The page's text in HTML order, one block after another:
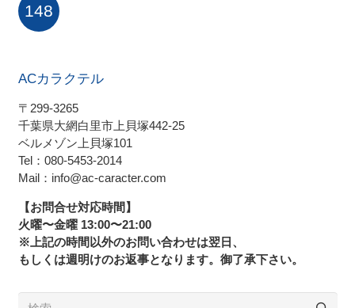
148
ACカラクテル
〒299-3265
千葉県大網白里市上貝塚442-25
ベルメゾン上貝塚101
Tel：080-5453-2014
Mail：info@ac-caracter.com
【お問合せ対応時間】
火曜〜金曜 13:00〜21:00
※上記の時間以外のお問い合わせは翌日、
もしくは週明けのお返事となります。御了承下さい。